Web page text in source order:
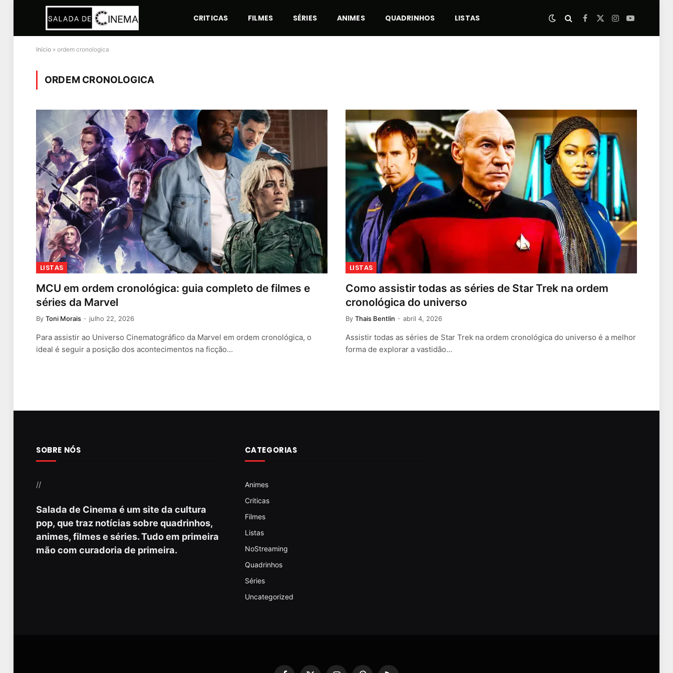
CRITICAS FILMES SÉRIES ANIMES QUADRINHOS LISTAS Facebook
X
Instagram
YouTube
Início » ordem cronologica
ORDEM CRONOLOGICA
LISTAS
MCU em ordem cronológica: guia completo de filmes e
séries da Marvel
By Toni Morais julho 22, 2026
Para assistir ao Universo Cinematográfico da Marvel em ordem cronológica, o
ideal é seguir a posição dos acontecimentos na ficção…
LISTAS
Como assistir todas as séries de Star Trek na ordem
cronológica do universo
By Thais Bentlin abril 4, 2026
Assistir todas as séries de Star Trek na ordem cronológica do universo é a melhor
forma de explorar a vastidão…
SOBRE NÓS
//
Salada de Cinema é um site da cultura
pop, que traz notícias sobre quadrinhos,
animes, filmes e séries. Tudo em primeira
mão com curadoria de primeira.
CATEGORIAS
Animes
Criticas
Filmes
Listas
NoStreaming
Quadrinhos
Séries
Uncategorized